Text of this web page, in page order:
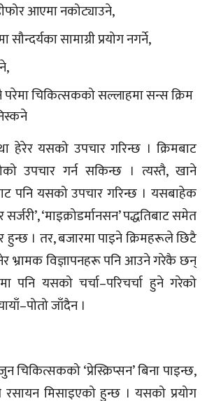
आएमा नकोट्याउने,
सामाग्री प्रयोग नगर्ने,
परेमा चिकित्सकको सल्लाहमा सन्स क्रिम
हेरेर यसको उपचार गरिन्छ । क्रिमबाट
उपचार गर्न सकिन्छ । त्यस्तै, खाने
पनि यसको उपचार गरिन्छ । यसबाहेक
‘माइक्रोडर्मानसन’ पद्धतिबाट समेत
हुन्छ । तर, बजारमा पाइने क्रिमहरूले छिटै
भ्रामक विज्ञापनहरू पनि आउने गरेकै छन्
पनि यसको चर्चा–परिचर्चा हुने गरेको
जाँदैन ।
चिकित्सकको ‘प्रेस्क्रिप्सन’ बिना पाइन्छ,
रसायन मिसाइएको हुन्छ । यसको प्रयोग